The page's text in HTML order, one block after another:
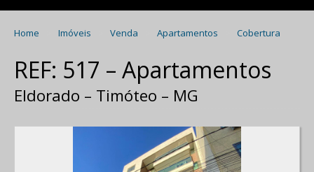
Home Imóveis Venda Apartamentos Cobertura
REF: 517 – Apartamentos
Eldorado – Timóteo – MG